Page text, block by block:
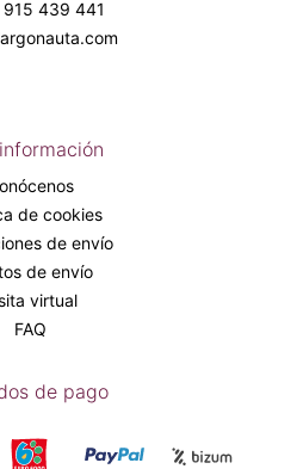
439 441
de cookies
de envío
de envío
virtual
FAQ
de pago